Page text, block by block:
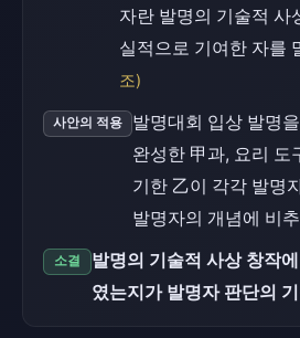
자란 발명의 기술적 사
실적으로 기여한 자를
조)
사안의 적용
발명대회 입상 발명
완성한 甲과, 요리 도
기한 乙이 각각 발명
발명자의 개념에 비
소결
발명의 기술적 사상 창작
였는지가 발명자 판단의